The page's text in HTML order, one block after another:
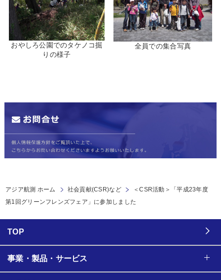
おやしろ公園でのタケノコ掘
りの様子
全員での集合写真
アジア航測 ホーム 社会貢献(CSR)など
＜CSR活動＞「平成23年度
第1回グリーンフレンズフェア」に参加しました
TOP
事業・製品・サービス